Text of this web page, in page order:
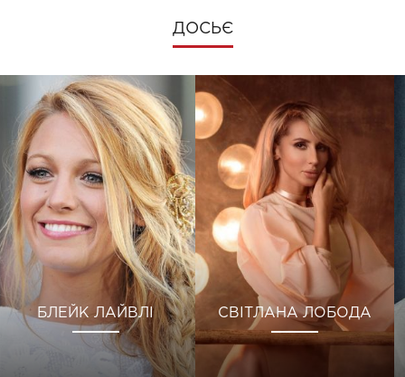
ДОСЬЄ
БЛЕЙК ЛАЙВЛІ СВІТЛАНА ЛОБОДА